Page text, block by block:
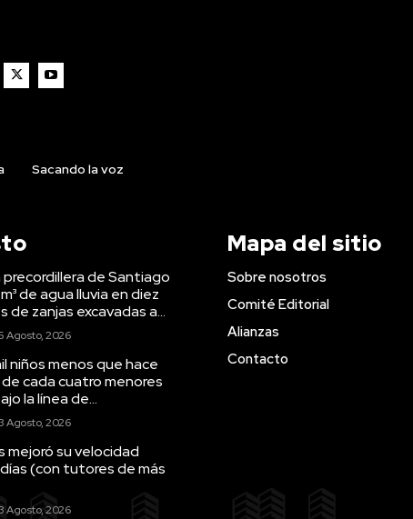
Sacando la voz
de Santiago
de agua lluvia en diez
de zanjas excavadas a...
Agosto, 2026
niños menos que hace
cada cuatro menores
la línea de...
Agosto, 2026
mejoró su velocidad
(con tutores de más
Agosto, 2026
Mapa del sitio
Sobre nosotros
Comité Editorial
Alianzas
Contacto